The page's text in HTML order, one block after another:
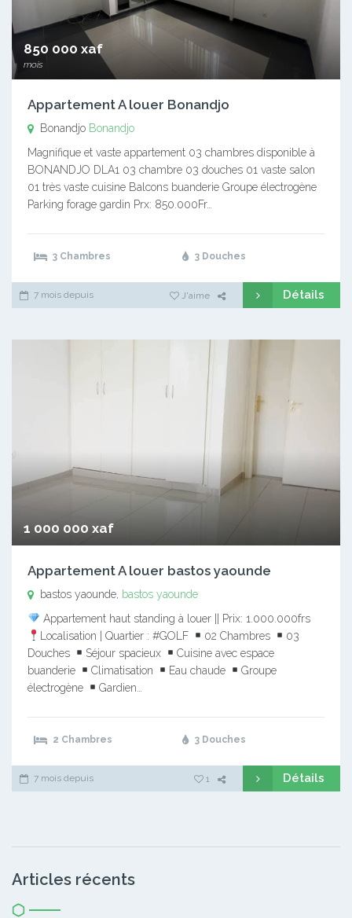
850 000 xaf
mois
Appartement A louer Bonandjo
Bonandjo Bonandjo
Magnifique et vaste appartement 03 chambres disponible à
BONANDJO DLA1 03 chambre 03 douches 01 vaste salon
01 très vaste cuisine Balcons buanderie Groupe électrogène
Parking forage gardin Prx: 850.000Fr…
3 Chambres 3 Douches
7 mois depuis J'aime Détails
1 000 000 xaf
Appartement A louer bastos yaounde
bastos yaounde, bastos yaounde
Appartement haut standing à louer || Prix: 1.000.000frs
Localisation | Quartier : #GOLF
02 Chambres
03
Douches
Séjour spacieux
Cuisine avec espace
buanderie
Climatisation Eau chaude
Groupe
électrogène
Gardien…
2 Chambres 3 Douches
7 mois depuis 1 Détails
Articles récents